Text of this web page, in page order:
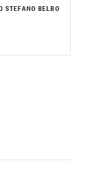
STEFANO BELBO